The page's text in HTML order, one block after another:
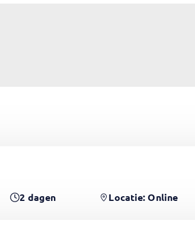
2 dagen Locatie: Online